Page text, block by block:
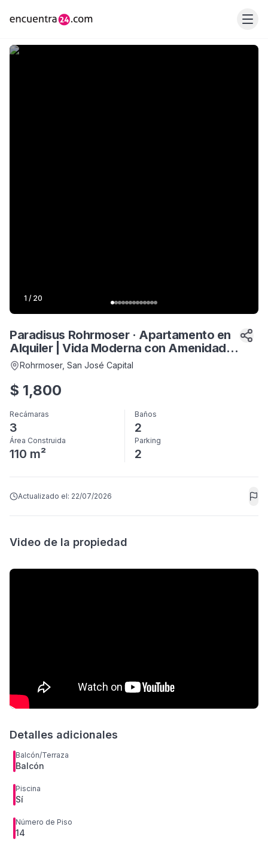
1 / 20
Paradisus Rohrmoser · Apartamento en
Alquiler | Vida Moderna con Amenidades
Premium, 2-3 DORMITORIOS
Rohrmoser, San José Capital
$ 1,800
Recámaras
3
Baños
2
Área Construida
110 m²
Parking
2
Actualizado el: 22/07/2026
Video de la propiedad
Detalles adicionales
Balcón/Terraza
Balcón
Piscina
Sí
Número de Piso
14